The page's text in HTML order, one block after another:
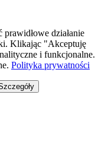
działanie
Klikając "Akceptuję
i funkcjonalne.
Polityka prywatności